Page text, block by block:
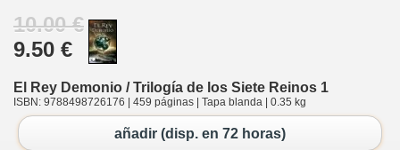
10.00 €
9.50 €
El Rey Demonio / Trilogía de los Siete Reinos 1
ISBN: 9788498726176 | 459 páginas | Tapa blanda | 0.35 kg
añadir (disp. en 72 horas)